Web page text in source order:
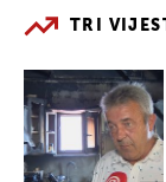
TRI